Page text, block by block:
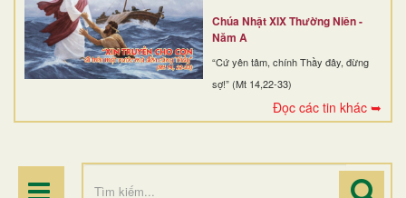
Chúa Nhật XIX Thường Niên -
Năm A
“Cứ yên tâm, chính Thầy đây, đừng
sợ!” (Mt 14,22-33)
Đọc các tin khác ➥
BAN MỤC VỤ
ĐOÀN THỂ CG
ĐIỂM HÀNH HƯƠNG